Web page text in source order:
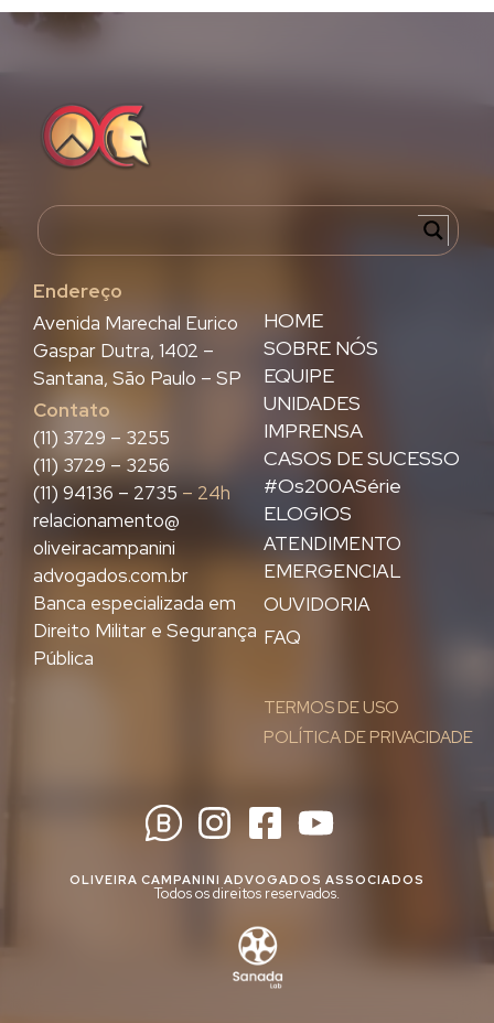
Endereço
HOME
SOBRE NÓS
EQUIPE
UNIDADES
IMPRENSA
CASOS DE SUCESSO
#Os200ASérie
ELOGIOS
ATENDIMENTO
EMERGENCIAL
OUVIDORIA
FAQ
TERMOS DE USO
POLÍTICA DE PRIVACIDADE
Avenida Marechal Eurico
Gaspar Dutra, 1402 –
Santana, São Paulo – SP
Contato
(11) 3729 – 3255
(11) 3729 – 3256
(11) 94136 – 2735 – 24h
relacionamento@
oliveiracampanini
advogados.com.br
Banca especializada em
Direito Militar e Segurança
Pública
OLIVEIRA CAMPANINI ADVOGADOS ASSOCIADOS
Todos os direitos reservados.